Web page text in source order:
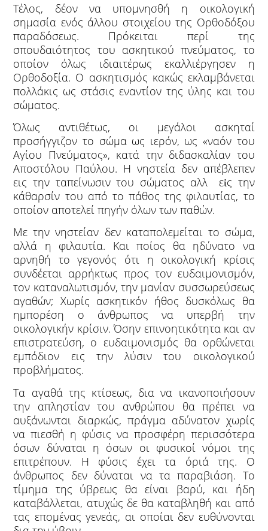
Τέλος, δέον να υπομνησθή η οικολογική
σημασία ενός άλλου στοιχείου της Ορθοδόξου
παραδόσεως. Πρόκειται περί της
σπουδαιότητος του ασκητικού πνεύματος, το
οποίον όλως ιδιαιτέρως εκαλλιέργησεν η
Ορθοδοξία. Ο ασκητισμός κακώς εκλαμβάνεται
πολλάκις ως στάσις εναντίον της ύλης και του
σώματος.
Όλως αντιθέτως, οι μεγάλοι ασκηταί
προσήγγιζον το σώμα ως ιερόν, ως «ναόν του
Αγίου Πνεύματος», κατά την διδασκαλίαν του
Αποστόλου Παύλου. Η νηστεία δεν απέβλεπεν
εις την ταπείνωσιν του σώματος αλλ εἰς την
κάθαρσίν του από το πάθος της φιλαυτίας, το
οποίον αποτελεί πηγήν όλων των παθών.
Με την νηστείαν δεν καταπολεμείται το σώμα,
αλλά η φιλαυτία. Και ποίος θα ηδύνατο να
αρνηθή το γεγονός ότι η οικολογική κρίσις
συνδέεται αρρήκτως προς τον ευδαιμονισμόν,
τον καταναλωτισμόν, την μανίαν συσσωρεύσεως
αγαθών; Χωρίς ασκητικόν ήθος δυσκόλως θα
ημπορέση ο άνθρωπος να υπερβή την
οικολογικήν κρίσιν. Όσην επινοητικότητα και αν
επιστρατεύση, ο ευδαιμονισμός θα ορθώνεται
εμπόδιον εις την λύσιν του οικολογικού
προβλήματος.
Τα αγαθά της κτίσεως, δια να ικανοποιήσουν
την απληστίαν του ανθρώπου θα πρέπει να
αυξάνωνται διαρκώς, πράγμα αδύνατον χωρίς
να πιεσθή η φύσις να προσφέρη περισσότερα
όσων δύναται η όσων οι φυσικοί νόμοι της
επιτρέπουν. Η φύσις έχει τα όριά της. Ο
άνθρωπος δεν δύναται να τα παραβιάση. Το
τίμημα της ύβρεως θα είναι βαρύ, και ήδη
καταβάλλεται, ατυχώς δε θα καταβληθή και από
τας επομένας γενεάς, αι οποίαι δεν ευθύνονται